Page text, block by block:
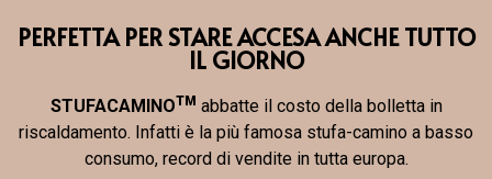
PERFETTA PER STARE ACCESA ANCHE TUTTO
IL GIORNO
STUFACAMINOTM abbatte il costo della bolletta in
riscaldamento. Infatti è la più famosa stufa-camino a basso
consumo, record di vendite in tutta europa.